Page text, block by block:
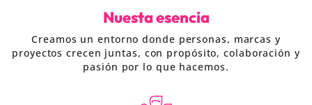
Nuesta esencia
Creamos un entorno donde personas, marcas y
proyectos crecen juntas, con propósito, colaboración y
pasión por lo que hacemos.